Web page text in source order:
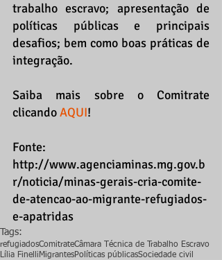
trabalho escravo; apresentação de
políticas públicas e principais
desafios; bem como boas práticas de
integração.
Saiba mais sobre o Comitrate
clicando AQUI!
Fonte:
http://www.agenciaminas.mg.gov.b
r/noticia/minas-gerais-cria-comite-
de-atencao-ao-migrante-refugiados-
e-apatridas
Tags:
refugiadosComitrateCâmara Técnica de Trabalho Escravo
Lília Finelli MigrantesPolíticas públicasSociedade civil